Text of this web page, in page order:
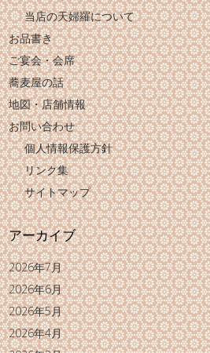
当店の天婦羅について
お品書き
ご宴会・会席
蕎麦屋の話
地図・店舗情報
お問い合わせ
個人情報保護方針
リンク集
サイトマップ
アーカイブ
2026年7月
2026年6月
2026年5月
2026年4月